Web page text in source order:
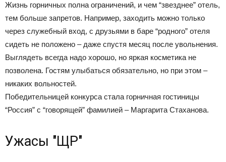
Жизнь горничных полна ограничений, и чем “звезднее” отель,
тем больше запретов. Например, заходить можно только
через служебный вход, с друзьями в баре “родного” отеля
сидеть не положено – даже спустя месяц после увольнения.
Выглядеть всегда надо хорошо, но яркая косметика не
позволена. Гостям улыбаться обязательно, но при этом –
никаких вольностей.
Победительницей конкурса стала горничная гостиницы
“Россия” с “говорящей” фамилией – Маргарита Стаханова.
Ужасы "ЩР"